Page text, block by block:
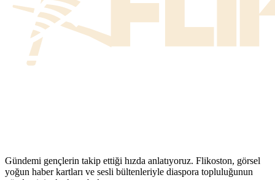
Gündemi gençlerin takip ettiği hızda anlatıyoruz. Flikoston, görsel
yoğun haber kartları ve sesli bültenleriyle diaspora topluluğunun